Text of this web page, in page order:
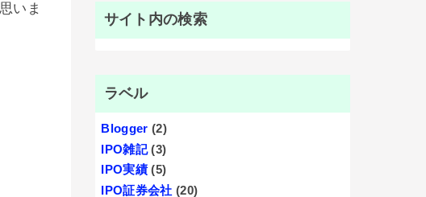
いま
サイト内の検索
ラベル
Blogger (2)
IPO雑記 (3)
IPO実績 (5)
IPO証券会社 (20)